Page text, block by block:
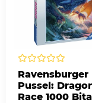
Ravensburger
Pussel:
Race 1000